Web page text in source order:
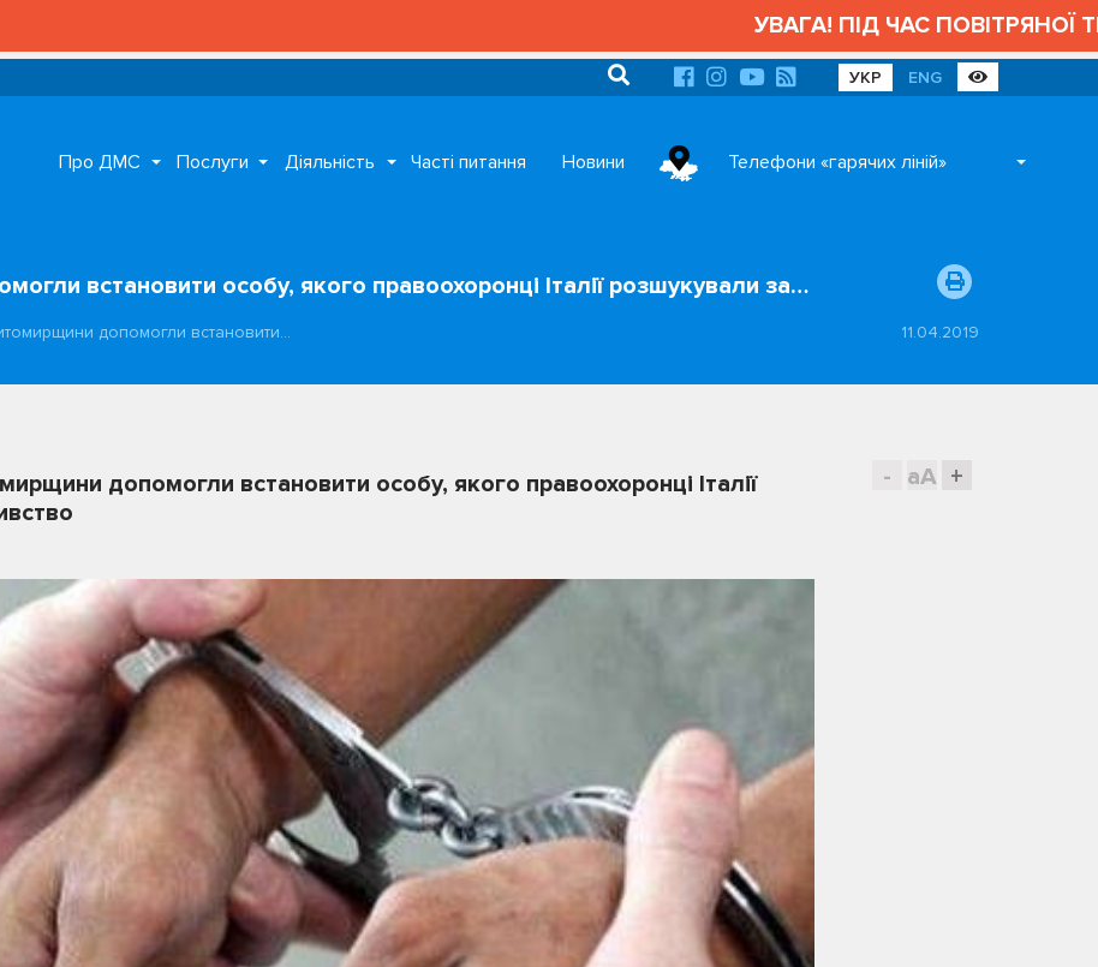
УВАГА! ПІД ЧАС ПОВІТРЯНОЇ
УКР ENG
Про ДМС Послуги Діяльність Часті питання Новини Телефони «гарячих ліній»
встановити особу, якого правоохоронці Італії розшукували за…
допомогли встановити… 11.04.2019
- aA +
допомогли встановити особу, якого правоохоронці Італії